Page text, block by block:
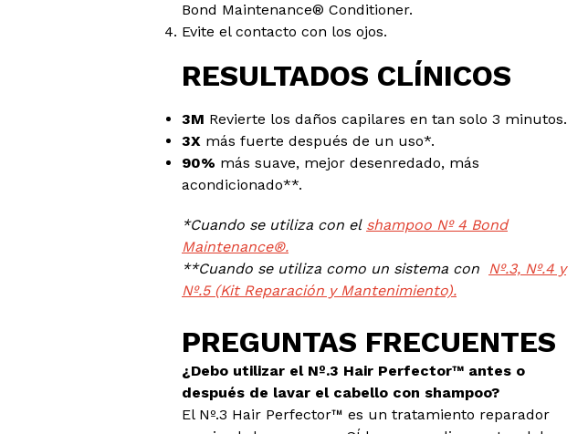
Bond Maintenance® Conditioner.
Evite el contacto con los ojos.
RESULTADOS CLÍNICOS
3M Revierte los daños capilares en tan solo 3 minutos.
3X más fuerte después de un uso*.
90% más suave, mejor desenredado, más
acondicionado**.
*Cuando se utiliza con el shampoo Nº 4 Bond
Maintenance®.
**Cuando se utiliza como un sistema con Nº.3, Nº.4 y
Nº.5 (Kit Reparación y Mantenimiento).
PREGUNTAS FRECUENTES
¿Debo utilizar el Nº.3 Hair Perfector™ antes o
después de lavar el cabello con shampoo?
El Nº.3 Hair Perfector™ es un tratamiento reparador